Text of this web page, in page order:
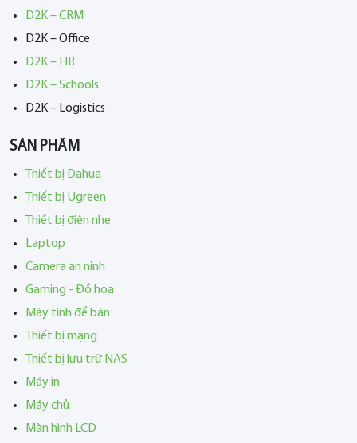
D2K – CRM
D2K – Office
D2K – HR
D2K – Schools
D2K – Logistics
SẢN PHẨM
Thiết bị Dahua
Thiết bị Ugreen
Thiết bị điện nhẹ
Laptop
Camera an ninh
Gaming - Đồ họa
Máy tính để bàn
Thiết bị mạng
Thiết bị lưu trữ NAS
Máy in
Máy chủ
Màn hình LCD